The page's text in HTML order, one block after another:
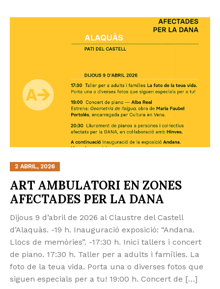
2 ABRIL, 2026
ART AMBULATORI EN ZONES
AFECTADES PER LA DANA
Dijous 9 d’abril de 2026 al Claustre del Castell
d’Alaquàs. -19 h. Inauguració exposició: “Andana.
Llocs de memòries”. -17:30 h. Inici tallers i concert
de piano. 17:30 h. Taller per a adults i famílies. La
foto de la teua vida. Porta una o diverses fotos que
siguen especials per a tu! 19:00 h. Concert de […]